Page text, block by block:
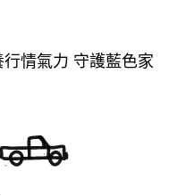
情氣力 守護藍色家